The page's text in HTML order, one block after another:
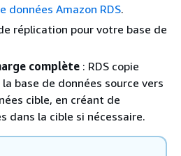
données Amazon RDS.
réplication pour votre base de
complète : RDS copie
base de données source vers
cible, en créant de
dans la cible si nécessaire.